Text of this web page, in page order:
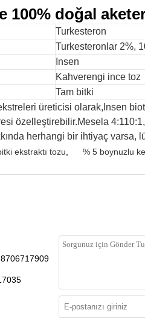
100% doğal
Turkesteron
Turkesteronlar 2%,
Insen
Kahverengi ince toz
Tam bitki
üreticisi olarak,Insen
özelleştirebilir.Mesela
herhangi bir ihtiyaç varsa,
ekstraktı tozu % 5 boynuzlu